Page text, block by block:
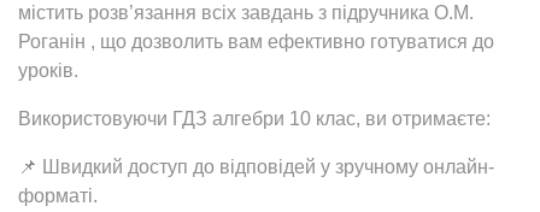
містить розв’язання всіх завдань з підручника О.М.
Роганін , що дозволить вам ефективно готуватися до
уроків.
Використовуючи ГДЗ алгебри 10 клас, ви отримаєте:
📌 Швидкий доступ до відповідей у зручному онлайн-
форматі.